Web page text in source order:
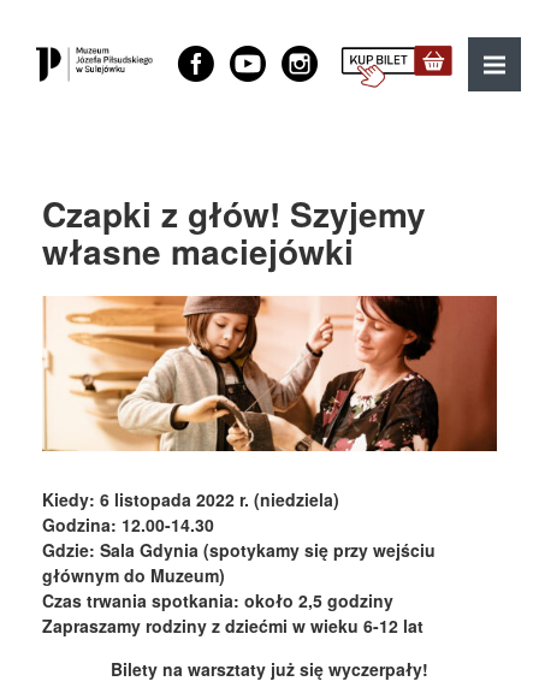
Muzeum Józefa Piłsudskiego w Sulejówku
MENU
Czapki z głów! Szyjemy
własne maciejówki
Kiedy: 6 listopada 2022 r. (niedziela)
Godzina: 12.00-14.30
Gdzie: Sala Gdynia (spotykamy się przy wejściu
głównym do Muzeum)
Czas trwania spotkania: około 2,5 godziny
Zapraszamy rodziny z dziećmi w wieku 6-12 lat
Bilety na warsztaty już się wyczerpały!